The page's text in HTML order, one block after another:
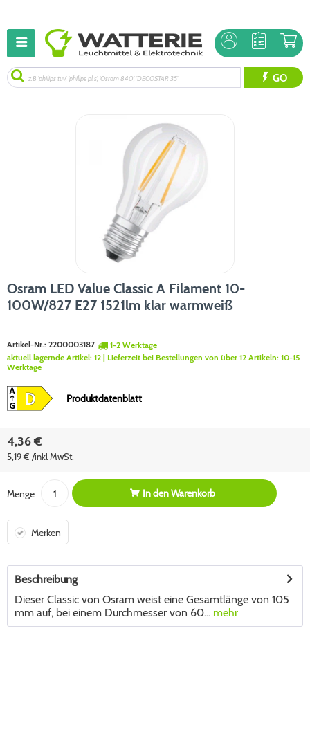
GO
Osram LED Value Classic A Filament 10-
100W/827 E27 1521lm klar warmweiß
Artikel-Nr.: 2200003187
1-2 Werktage
aktuell lagernde Artikel: 12 | Lieferzeit bei Bestellungen von über 12 Artikeln: 10-15
Werktage
Produktdatenblatt
4,36 €
5,19 € /inkl MwSt.
Menge In denWarenkorb
Merken
Beschreibung
Dieser Classic von Osram weist eine Gesamtlänge von 105
mm auf, bei einem Durchmesser von 60... mehr